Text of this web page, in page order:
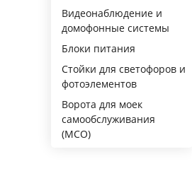
Видеонаблюдение и
домофонные системы
Блоки питания
Стойки для светофоров и
фотоэлементов
Ворота для моек
самообслуживания
(МСО)